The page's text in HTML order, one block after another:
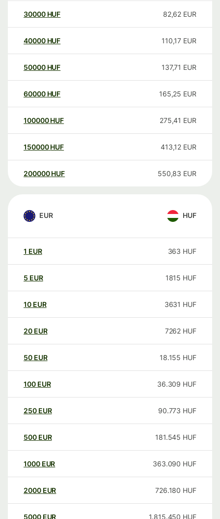
30000 HUF 82,62 EUR
40000 HUF 110,17 EUR
50000 HUF 137,71 EUR
60000 HUF 165,25 EUR
100000 HUF 275,41 EUR
150000 HUF 413,12 EUR
200000 HUF 550,83 EUR
EUR HUF
1 EUR 363 HUF
5 EUR 1815 HUF
10 EUR 3631 HUF
20 EUR 7262 HUF
50 EUR 18.155 HUF
100 EUR 36.309 HUF
250 EUR 90.773 HUF
500 EUR 181.545 HUF
1000 EUR 363.090 HUF
2000 EUR 726.180 HUF
5000 EUR 1.815.450 HUF